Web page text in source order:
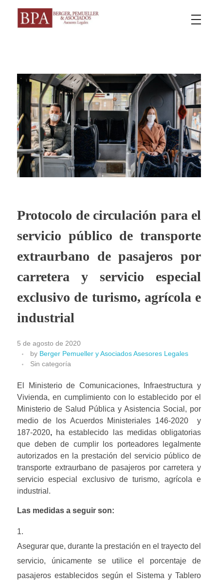
Protocolo de circulación para el
servicio público de transporte
extraurbano de pasajeros por
carretera y servicio especial
exclusivo de turismo, agrícola e
industrial
5 de agosto de 2020
by Berger Pemueller y Asociados Asesores Legales
Sin categoría
El Ministerio de Comunicaciones, Infraestructura y
Vivienda, en cumplimiento con lo establecido por el
Ministerio de Salud Pública y Asistencia Social, por
medio de los Acuerdos Ministeriales 146-2020  y
187-2020, ha establecido las medidas obligatorias
que deben de cumplir los porteadores legalmente
autorizados en la prestación del servicio público de
transporte extraurbano de pasajeros por carretera y
servicio especial exclusivo de turismo, agrícola e
industrial.
Las medidas a seguir son:
Asegurar que, durante la prestación en el trayecto del
servicio, únicamente se utilice el porcentaje de
pasajeros establecidos según el Sistema y Tablero